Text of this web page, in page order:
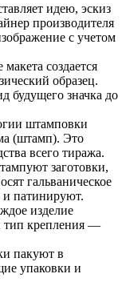
идею, эскиз
производителя
с учетом
создается
образец.
будущего значка до
штамповки
(штамп). Это
всего тиража.
заготовки,
гальваническое
и патинируют.
изделие
тип крепления —
пакуют в
упаковки и